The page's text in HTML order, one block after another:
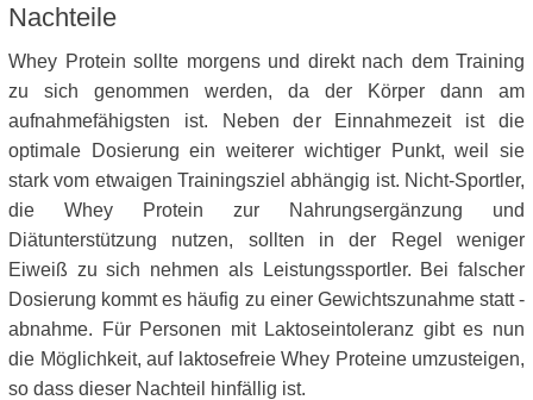
Nachteile
Whey Protein sollte morgens und direkt nach dem Training
zu sich genommen werden, da der Körper dann am
aufnahmefähigsten ist. Neben der Einnahmezeit ist die
optimale Dosierung ein weiterer wichtiger Punkt, weil sie
stark vom etwaigen Trainingsziel abhängig ist. Nicht-Sportler,
die Whey Protein zur Nahrungsergänzung und
Diätunterstützung nutzen, sollten in der Regel weniger
Eiweiß zu sich nehmen als Leistungssportler. Bei falscher
Dosierung kommt es häufig zu einer Gewichtszunahme statt -
abnahme. Für Personen mit Laktoseintoleranz gibt es nun
die Möglichkeit, auf laktosefreie Whey Proteine umzusteigen,
so dass dieser Nachteil hinfällig ist.